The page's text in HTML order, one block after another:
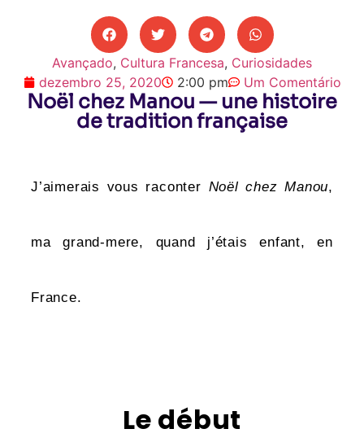
Avançado, Cultura Francesa, Curiosidades
dezembro 25, 2020
2:00 pm Um Comentário
Noël chez Manou — une histoire
de tradition française
J’aimerais vous raconter Noël chez Manou,
ma grand-mere, quand j’étais enfant, en
France.
Le début